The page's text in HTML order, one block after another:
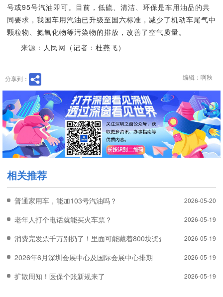
号或95号汽油即可。目前，低硫、清洁、环保是车用油品的共
同要求，我国车用汽油已升级至国六标准，减少了机动车尾气中
颗粒物、氮氧化物等污染物的排放，改善了空气质量。
来源：人民网（记者：杜燕飞）
分享到： 编辑：啊秋
相关推荐
普通家用车，能加103号汽油吗？ 2026-05-20
老年人打个电话就能买火车票？ 2026-05-19
消费完发票千万别扔了！里面可能藏着800块奖金 2026-05-19
2026年6月深圳会展中心及国际会展中心排期 2026-05-19
扩散周知！医保个账新规来了 2026-05-19